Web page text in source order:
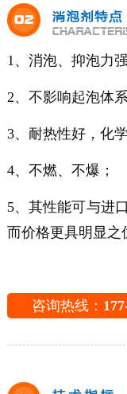
1、消泡、抑泡力
2、不影响起泡体
3、耐热性好，化
4、不燃、不爆；
5、其性能可与进
而价格更具明显之
咨询热线：